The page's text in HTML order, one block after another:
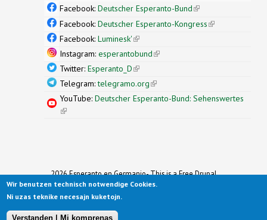
Facebook: Deutscher Esperanto-Bund(link is
external)
Facebook: Deutscher Esperanto-Kongress(link is
Facebook: Luminesk'(link is external)
Instagram: esperantobund(link is external)
Twitter: Esperanto_D(link is external)
Telegram:telegramo.org(link is external)
YouTube: Deutscher Esperanto-Bund: Sehenswertes
(link is external)
2026 Esperanto en Germanio- This is a Free Drupal
Theme
Ported to Drupal for the Open Source Community by
Original design by
Wir benutzen technisch notwendige Cookies.
Ni uzas teknike necesajn kuketojn.
Verstanden | Mi komprenas